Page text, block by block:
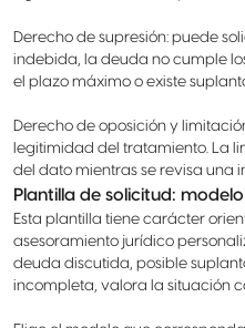
Derecho de supresión: puede
indebida, la deuda no cumple
el plazo máximo o existe
Derecho de oposición y
legitimidad del tratamiento. La
del dato mientras se revisa una
Plantilla de solicitud:
Esta plantilla tiene carácter
asesoramiento jurídico
deuda discutida, posible
incompleta, valora la situación